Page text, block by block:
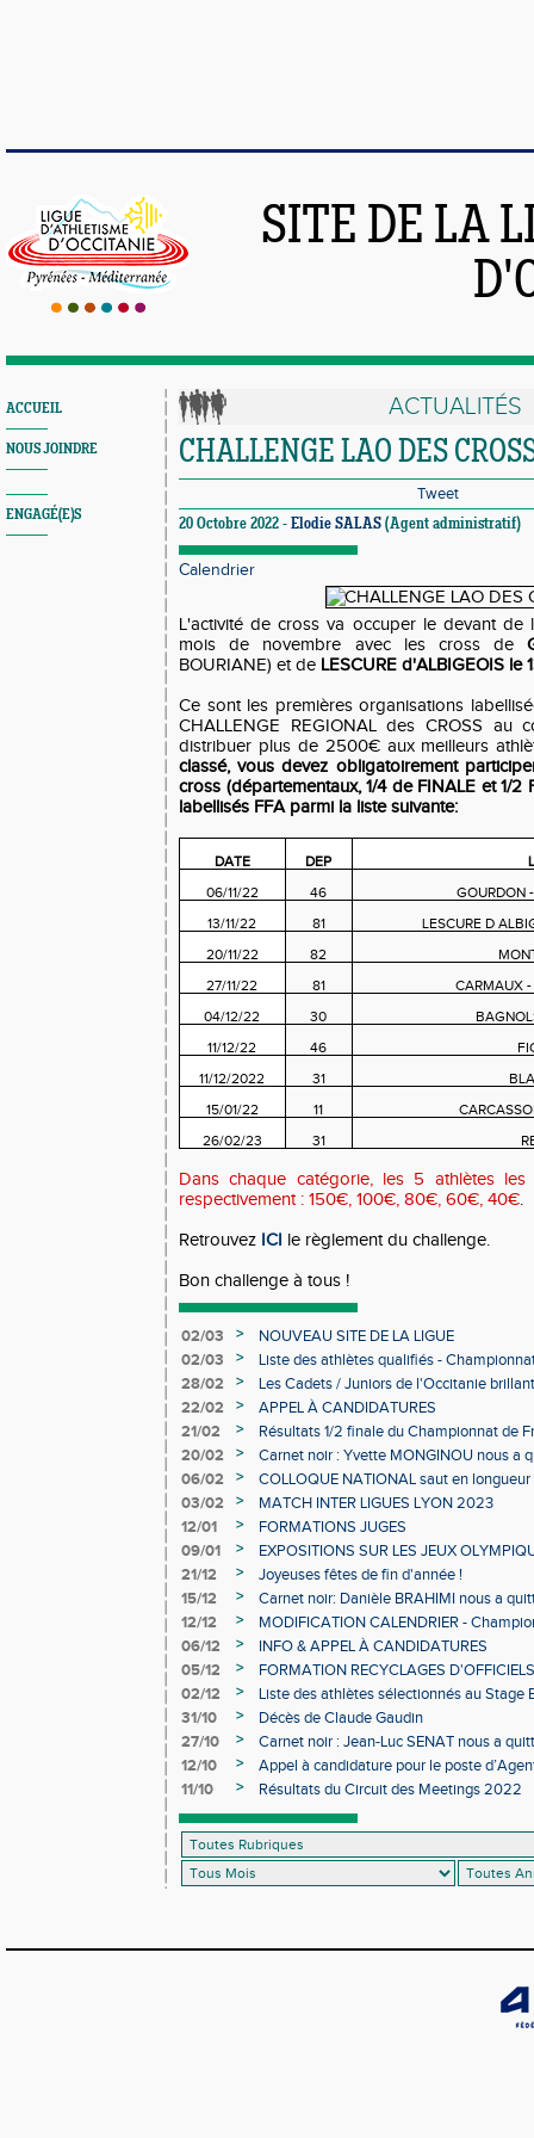
SITE DE LA
ACCUEIL
NOUS JOINDRE
ENGAGÉ(E)S
ACTUALITÉS
CHALLENGE LAO DES
Tweet
20 Octobre 2022 - Elodie SALAS (Agent administratif)
Calendrier
L'activité de cross va occuper le devant
mois de novembre avec les cross de
BOURIANE) et de LESCURE d'ALBIGEOIS le
Ce sont les premières organisations
CHALLENGE REGIONAL des CROSS au
distribuer plus de 2500€ aux meilleurs
classé, vous devez obligatoirement
cross (départementaux, 1/4 de FINALE et 1/2
labellisés FFA parmi la liste suivante:
DATE DEP
06/11/22
46
GOURDON
13/11/22
81
LESCURE D
20/11/22
82
27/11/22
81
CARMAUX
04/12/22
30
11/12/22
46
11/12/2022
31
15/01/22
11
26/02/23
31
Dans chaque catégorie, les 5 athlètes les
respectivement : 150€, 100€, 80€, 60€, 40€.
Retrouvez ICI le règlement du challenge.
Bon challenge à tous !
02/03 >
NOUVEAU SITE DE LA LIGUE
02/03
>
Liste des athlètes qualifiés -
Individuels en salle
28/02 >
Les Cadets / Juniors de l'Occitanie
22/02
>
APPEL À CANDIDATURES
21/02
>
Résultats 1/2 finale du Championnat de
20/02
>
Carnet noir : Yvette MONGINOU nous a
06/02
>
COLLOQUE NATIONAL saut en
03/02
>
MATCH INTER LIGUES LYON 2023
12/01
>
FORMATIONS JUGES
09/01
>
EXPOSITIONS SUR LES JEUX
21/12
>
Joyeuses fêtes de fin d'année !
15/12
>
Carnet noir: Danièle BRAHIMI nous a
12/12
>
MODIFICATION CALENDRIER -
06/12
>
INFO & APPEL À CANDIDATURES
05/12
>
FORMATION RECYCLAGES D'OFFICIELS
02/12
>
Liste des athlètes sélectionnés au Stage
31/10
>
Décès de Claude Gaudin
27/10
>
Carnet noir : Jean-Luc SENAT nous a
12/10
>
Appel à candidature pour le poste
d’Athlétisme d’Occitanie
11/10 > Résultats du Circuit des Meetings 2022